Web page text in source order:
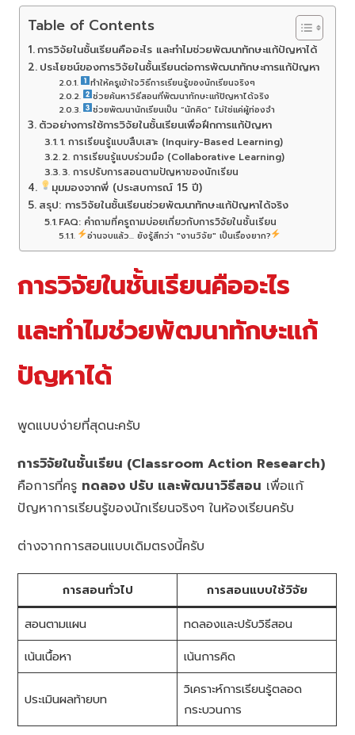
Table of Contents
การวิจัยในชั้นเรียนคืออะไร และทำไมช่วยพัฒนาทักษะแก้ปัญหาได้
ประโยชน์ของการวิจัยในชั้นเรียนต่อการพัฒนาทักษะการแก้ปัญหา
ทำให้ครูเข้าใจวิธีการเรียนรู้ของนักเรียนจริงๆ
ช่วยค้นหาวิธีสอนที่พัฒนาทักษะแก้ปัญหาได้จริง
ช่วยพัฒนานักเรียนเป็น “นักคิด” ไม่ใช่แค่ผู้ท่องจำ
ตัวอย่างการใช้การวิจัยในชั้นเรียนเพื่อฝึกการแก้ปัญหา
1. การเรียนรู้แบบสืบเสาะ (Inquiry-Based Learning)
2. การเรียนรู้แบบร่วมมือ (Collaborative Learning)
3. การปรับการสอนตามปัญหาของนักเรียน
มุมมองจากพี่ (ประสบการณ์ 15 ปี)
สรุป: การวิจัยในชั้นเรียนช่วยพัฒนาทักษะแก้ปัญหาได้จริง
FAQ: คำถามที่ครูถามบ่อยเกี่ยวกับการวิจัยในชั้นเรียน
อ่านจบแล้ว... ยังรู้สึกว่า "งานวิจัย" เป็นเรื่องยาก?
การวิจัยในชั้นเรียนคืออะไร
และทำไมช่วยพัฒนาทักษะแก้
ปัญหาได้
พูดแบบง่ายที่สุดนะครับ
การวิจัยในชั้นเรียน (Classroom Action Research)
คือการที่ครู ทดลอง ปรับ และพัฒนาวิธีสอน เพื่อแก้
ปัญหาการเรียนรู้ของนักเรียนจริงๆ ในห้องเรียนครับ
ต่างจากการสอนแบบเดิมตรงนี้ครับ
การสอนทั่วไป
การสอนแบบใช้วิจัย
สอนตามแผน
ทดลองและปรับวิธีสอน
เน้นเนื้อหา
เน้นการคิด
ประเมินผลท้ายบท
วิเคราะห์การเรียนรู้ตลอด
กระบวนการ